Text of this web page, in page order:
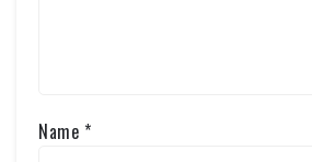
Name *